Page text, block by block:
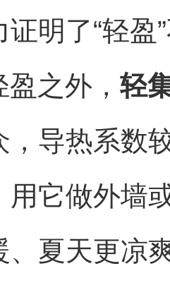
证明了“轻盈
盈之外， 轻
，导热系数
用它做外墙
、夏天更凉